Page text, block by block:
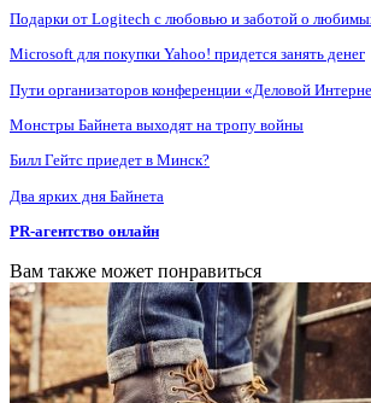
Подарки от Logitech с любовью и заботой о
Microsoft для покупки Yahoo! придется занять денег
Пути организаторов конференции «Деловой
Монстры Байнета выходят на тропу войны
Билл Гейтс приедет в Минск?
Два ярких дня Байнета
PR-агентство онлайн
Вам также может понравиться